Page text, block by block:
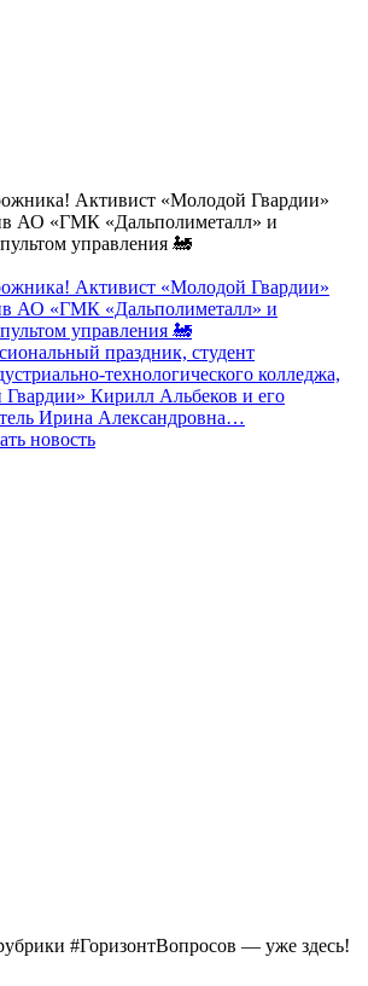
Активист «Молодой Гвардии»
АО «ГМК «Дальполиметалл» и
управления 🚂
Активист «Молодой Гвардии»
АО «ГМК «Дальполиметалл» и
управления 🚂
праздник, студент
технологического колледжа,
Кирилл Альбеков и его
Ирина Александровна…
новость
#ГоризонтВопросов — уже здесь!